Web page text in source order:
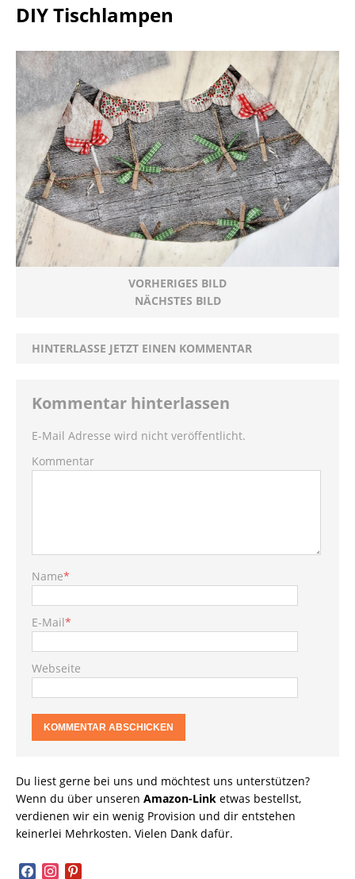
DIY Tischlampen
VORHERIGES BILD
NÄCHSTES BILD
HINTERLASSE JETZT EINEN KOMMENTAR
Kommentar hinterlassen
E-Mail Adresse wird nicht veröffentlicht.
Kommentar
Name*
E-Mail*
Webseite
Du liest gerne bei uns und möchtest uns unterstützen?
Wenn du über unseren Amazon-Link etwas bestellst,
verdienen wir ein wenig Provision und dir entstehen
keinerlei Mehrkosten. Vielen Dank dafür.
facebookinstagram
pinterest